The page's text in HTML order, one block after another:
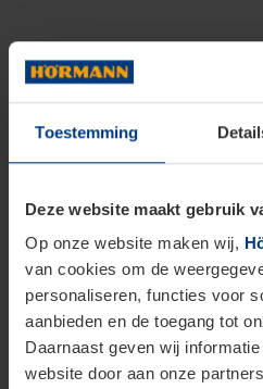
Toestemming
Deze website maakt gebruik
Op onze website maken wij,
van cookies om de
personaliseren, functies voor
aanbieden en de toegang tot
Daarnaast geven wij
website door aan onze